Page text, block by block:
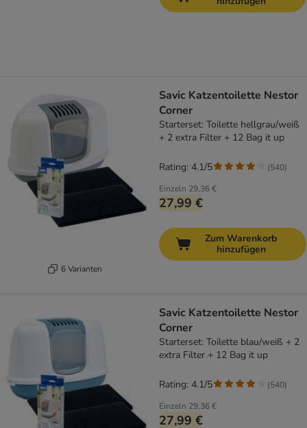
6 Varianten
Savic Katzentoilette Nestor
Corner
Starterset: Toilette hellgrau/weiß
+ 2 extra Filter + 12 Bag it up
Einzeln 29,36 €
27,99 €
Rating: 4.1/5 (540)
Zum Warenkorb
hinzufügen
Savic Katzentoilette Nestor
Corner
Starterset: Toilette blau/weiß + 2
extra Filter + 12 Bag it up
Einzeln 29,36 €
27,99 €
Rating: 4.1/5 (540)